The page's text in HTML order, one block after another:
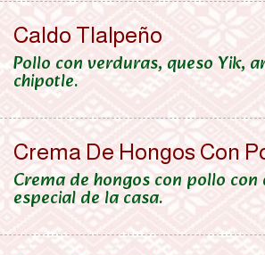
Caldo Tlalpeño
Pollo con verduras, queso Yik,
chipotle.
Crema De Hongos Con
Crema de hongos con pollo con
especial de la casa.